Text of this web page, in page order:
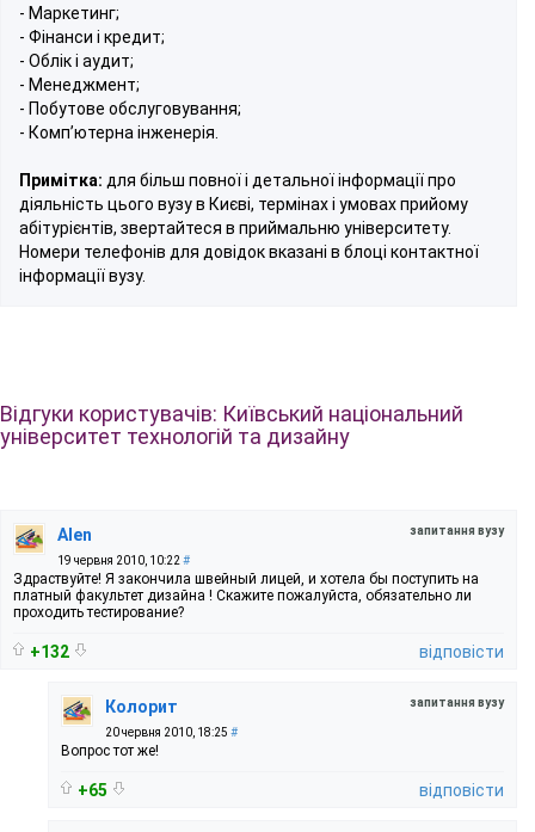
- Маркетинг;
- Фінанси і кредит;
- Облік і аудит;
- Менеджмент;
- Побутове обслуговування;
- Комп’ютерна інженерія.
Примітка: для більш повної і детальної інформації про
діяльність цього вузу в Києві, термінах і умовах прийому
абітурієнтів, звертайтеся в приймальню університету.
Номери телефонів для довідок вказані в блоці контактної
інформації вузу.
Відгуки користувачів: Київський національний
університет технологій та дизайну
запитання вузу
Alen
19 червня 2010, 10:22 #
Здраствуйте! Я закончила швейный лицей, и хотела бы поступить на
платный факультет дизайна ! Скажите пожалуйста, обязательно ли
проходить тестирование?
+132 відповісти
запитання вузу
Колорит
20 червня 2010, 18:25 #
Вопрос тот же!
+65 відповісти